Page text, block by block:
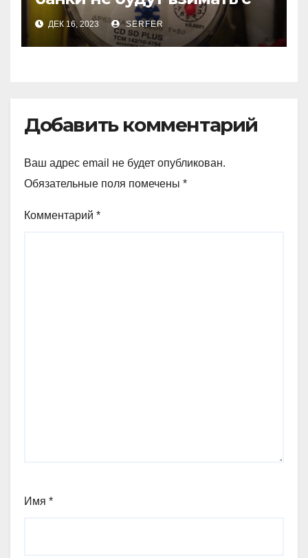
пенсионеров
комиссионные за ЖКХ
ДЕК 16, 2023 SERFER
Добавить комментарий
Ваш адрес email не будет опубликован.
Обязательные поля помечены *
Комментарий *
Имя *